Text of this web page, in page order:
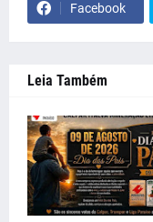
Facebook
Leia Também